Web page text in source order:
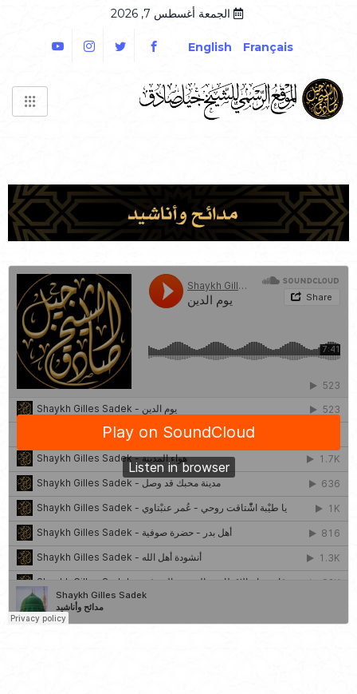
الجمعة أغسطس 7, 2026
Français
English